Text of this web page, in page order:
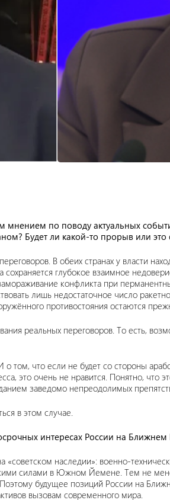
мнением по поводу актуальных
Будет ли какой-то прорыв или это
В обеих странах у власти
глубокое взаимное
конфликта при
лишь недостаточное число
противостояния остаются
реальных переговоров. То есть,
что если не будет со стороны
это очень не нравится. Понятно,
заведомо непреодолимых
в этом случае.
интересах России на Ближнем
«советском наследии»: военно-
силами в Южном Йемене. Тем не
Поэтому будущее позиций России на
вызовам современного мира.